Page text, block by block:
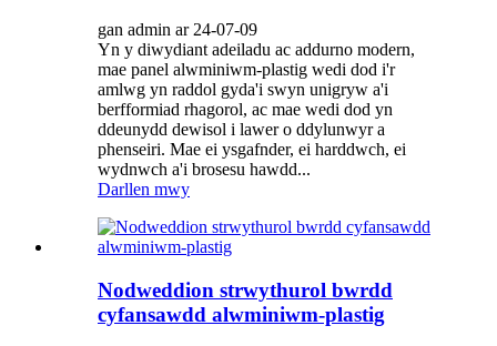
gan admin ar 24-07-09
Yn y diwydiant adeiladu ac addurno modern,
mae panel alwminiwm-plastig wedi dod i'r
amlwg yn raddol gyda'i swyn unigryw a'i
berfformiad rhagorol, ac mae wedi dod yn
ddeunydd dewisol i lawer o ddylunwyr a
phenseiri. Mae ei ysgafnder, ei harddwch, ei
wydnwch a'i brosesu hawdd...
Darllen mwy
Nodweddion strwythurol bwrdd
cyfansawdd alwminiwm-plastig